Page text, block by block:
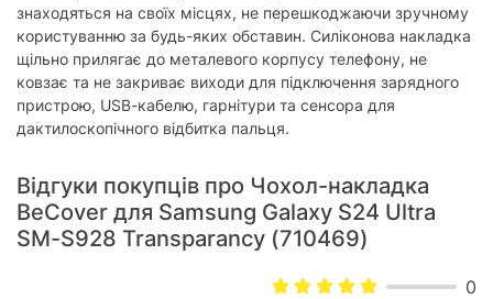
знаходяться на своїх місцях, не перешкоджаючи зручному
користуванню за будь-яких обставин. Силіконова накладка
щільно прилягає до металевого корпусу телефону, не
ковзає та не закриває виходи для підключення зарядного
пристрою, USB-кабелю, гарнітури та сенсора для
дактилоскопічного відбитка пальця.
Відгуки покупців про Чохол-накладка
BeCover для Samsung Galaxy S24 Ultra
SM-S928 Transparancy (710469)
0